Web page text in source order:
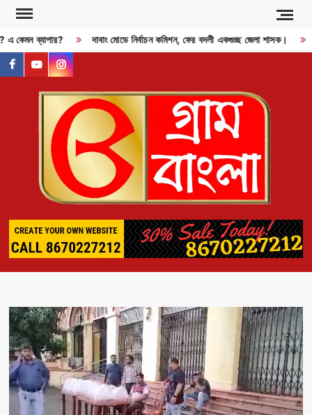
Skip
content
এ কেমন ব্যাপার? দাবাং মোডে নির্বাচন কমিশন, ফের বদলী একগুচ্ছ জেলা শাসক।
facebook
youtubeinstagram